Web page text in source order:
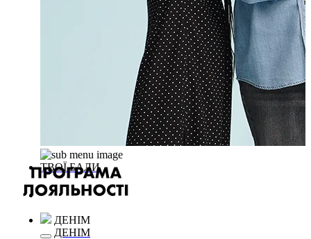
ТВОЇ БАЛИ
ДЕНІМ
ДЕНІМ